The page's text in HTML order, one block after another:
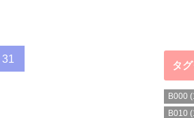
31
タ
B000
B010